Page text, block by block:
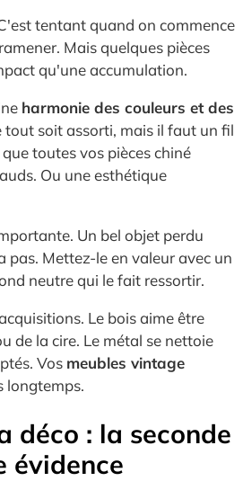
tentant quand on commence
Mais quelques pièces
qu'une accumulation.
harmonie des couleurs et des
tout soit assorti, mais il faut un fil
toutes vos pièces chiné
Ou une esthétique
Un bel objet perdu
pas. Mettez-le en valeur avec un
neutre qui le fait ressortir.
Le bois aime être
de la cire. Le métal se nettoie
Vos meubles vintage
longtemps.
déco : la seconde
évidence